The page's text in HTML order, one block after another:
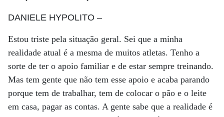
DANIELE HYPOLITO –
Estou triste pela situação geral. Sei que a minha
realidade atual é a mesma de muitos atletas. Tenho a
sorte de ter o apoio familiar e de estar sempre treinando.
Mas tem gente que não tem esse apoio e acaba parando
porque tem de trabalhar, tem de colocar o pão e o leite
em casa, pagar as contas. A gente sabe que a realidade é